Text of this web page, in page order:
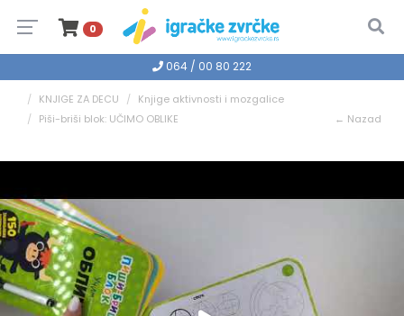
0
064 / 00 80 222
KNJIGE ZA DECU
Knjige aktivnosti i mozgalice
Piši-briši blok: UČIMO OBLIKE
← Nazad